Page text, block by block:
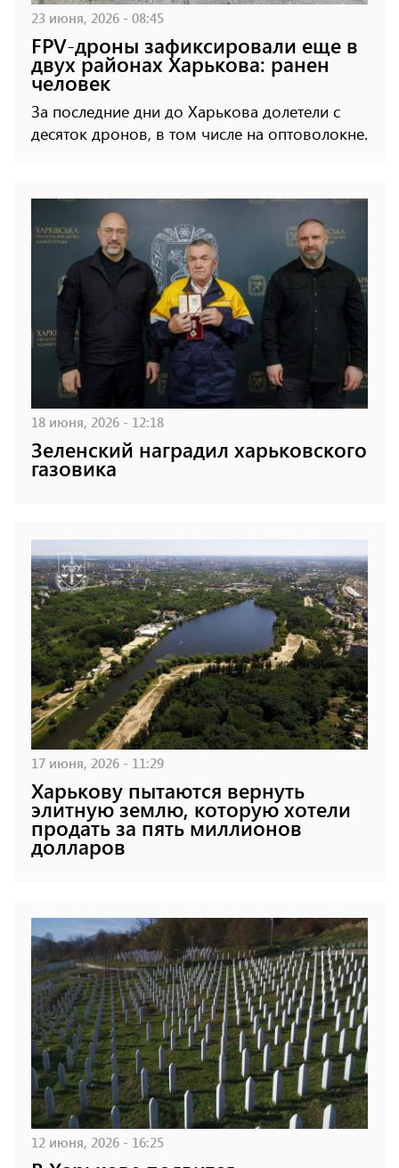
23 июня, 2026 - 08:45
FPV-дроны зафиксировали еще в
двух районах Харькова: ранен
человек
За последние дни до Харькова долетели с
десяток дронов, в том числе на оптоволокне.
18 июня, 2026 - 12:18
Зеленский наградил харьковского
газовика
17 июня, 2026 - 11:29
Харькову пытаются вернуть
элитную землю, которую хотели
продать за пять миллионов
долларов
12 июня, 2026 - 16:25